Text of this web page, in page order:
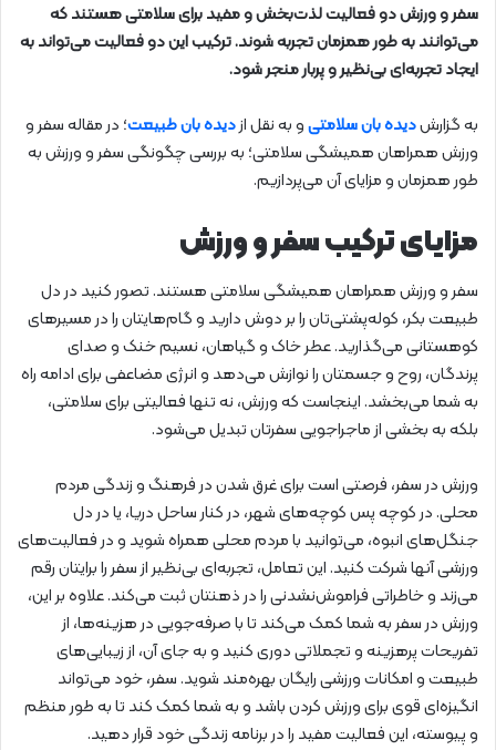
سفر و ورزش دو فعالیت لذت‌بخش و مفید برای سلامتی هستند که
می‌توانند به طور همزمان تجربه شوند. ترکیب این دو فعالیت می‌تواند به
ایجاد تجربه‌ای بی‌نظیر و پربار منجر شود.
به گزارشدیده بان سلامتیو به نقل ازدیده بان طبیعت؛ در مقاله سفر و
ورزش همراهان همیشگی سلامتی؛ به بررسی چگونگی سفر و ورزش به
طور همزمان و مزایای آن می‌پردازیم.
مزایای ترکیب سفر و ورزش
سفر و ورزش همراهان همیشگی سلامتی هستند. تصور کنید در دل
طبیعت بکر، کوله‌پشتی‌تان را بر دوش دارید و گام‌هایتان را در مسیرهای
کوهستانی می‌گذارید. عطر خاک و گیاهان، نسیم خنک و صدای
پرندگان، روح و جسمتان را نوازش می‌دهد و انرژی مضاعفی برای ادامه راه
به شما می‌بخشد. اینجاست که ورزش، نه تنها فعالیتی برای سلامتی،
بلکه به بخشی از ماجراجویی سفرتان تبدیل می‌شود.
ورزش در سفر، فرصتی است برای غرق شدن در فرهنگ و زندگی مردم
محلی. در کوچه پس کوچه‌های شهر، در کنار ساحل دریا، یا در دل
جنگل‌های انبوه، می‌توانید با مردم محلی همراه شوید و در فعالیت‌های
ورزشی آنها شرکت کنید. این تعامل، تجربه‌ای بی‌نظیر از سفر را برایتان رقم
می‌زند و خاطراتی فراموش‌نشدنی را در ذهنتان ثبت می‌کند. علاوه بر این،
ورزش در سفر به شما کمک می‌کند تا با صرفه‌جویی در هزینه‌ها، از
تفریحات پرهزینه و تجملاتی دوری کنید و به جای آن، از زیبایی‌های
طبیعت و امکانات ورزشی رایگان بهره‌مند شوید. سفر، خود می‌تواند
انگیزه‌ای قوی برای ورزش کردن باشد و به شما کمک کند تا به طور منظم
و پیوسته، این فعالیت مفید را در برنامه زندگی خود قرار دهید.